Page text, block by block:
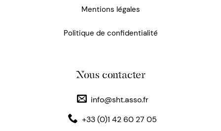
Mentions légales
Politique de confidentialité
Nous contacter
info@sht.asso.fr
+33 (0)1 42 60 27 05